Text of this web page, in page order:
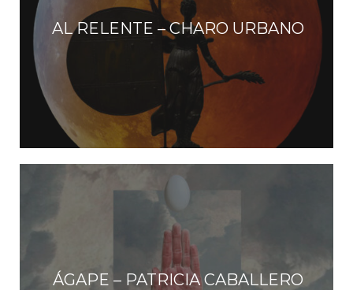
AL RELENTE – CHARO URBANO
ÁGAPE – PATRICIA CABALLERO